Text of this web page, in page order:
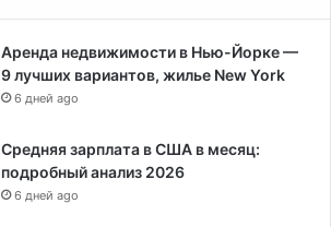
Аренда недвижимости в Нью-Йорке —
9 лучших вариантов, жилье New York
6 дней ago
Средняя зарплата в США в месяц:
подробный анализ 2026
6 дней ago